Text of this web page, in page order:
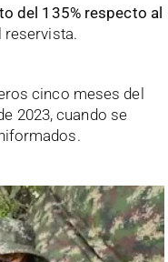
del 135% respecto al
reservista.
cinco meses del
2023, cuando se